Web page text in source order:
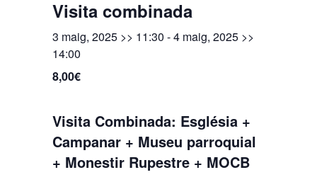
Visita combinada
3 maig, 2025 >> 11:30 -4 maig, 2025 >>
14:00
8,00€
Visita Combinada: Església +
Campanar + Museu parroquial
+ Monestir Rupestre + MOCB